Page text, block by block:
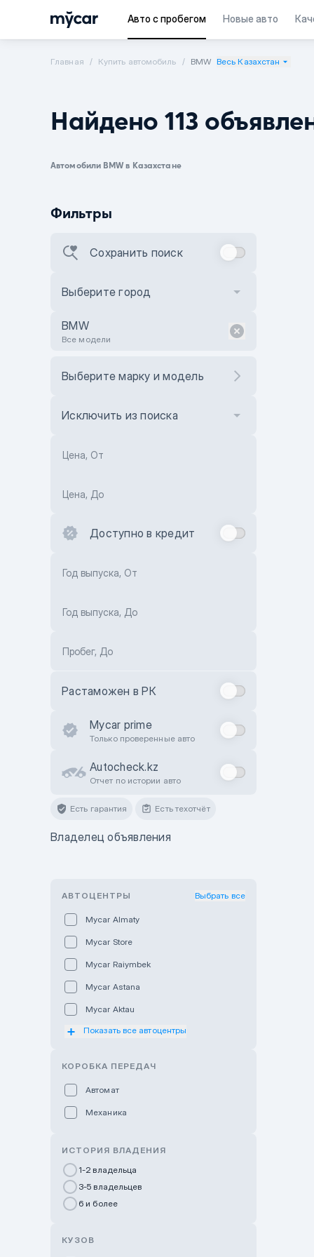
Авто с пробегом Новые авто
Главная Купить автомобиль BMW Весь Казахстан
Найдено 113
Автомобили BMW в Казахстане
Фильтры
Сохранить поиск
Выберите город
BMW
Все модели
Выберите марку и модель
Исключить из поиска
Цена, От
Цена, До
Доступно в кредит
Год выпуска, От
Год выпуска, До
Пробег, До
Растаможен в РК
Mycar prime
Только проверенные авто
Autocheck.kz
Отчет по истории авто
Есть гарантия Есть техотчёт
Владелец объявления
АВТОЦЕНТРЫ Выбрать все
Mycar Almaty
Mycar Store
Mycar Raiymbek
Mycar Astana
Mycar Aktau
Mycar Uralsk
GWM Nurly Zhol
Chery Astana
Показать все автоцентры
КОРОБКА ПЕРЕДАЧ
Автомат
Механика
ИСТОРИЯ ВЛАДЕНИЯ
1-2 владельца
3-5 владельцев
6 и более
КУЗОВ